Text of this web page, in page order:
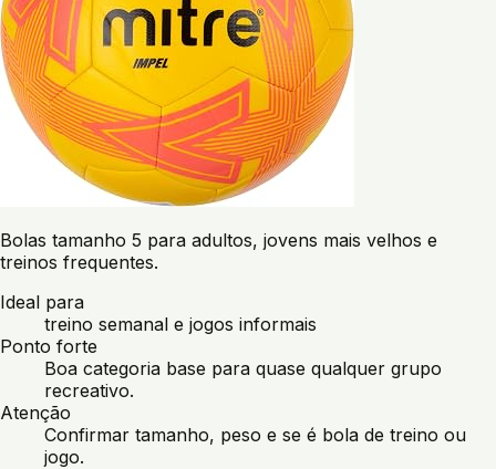
Bolas tamanho 5 para adultos, jovens mais velhos e
treinos frequentes.
Ideal para
treino semanal e jogos informais
Ponto forte
Boa categoria base para quase qualquer grupo
recreativo.
Atenção
Confirmar tamanho, peso e se é bola de treino ou
jogo.